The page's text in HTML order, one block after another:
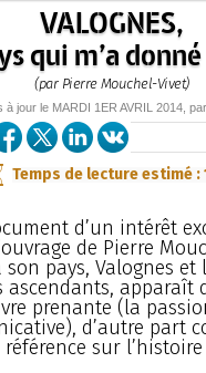
VALOGNES,
qui m’a
(par Pierre Mouchel-Vivet)
à jour le MARDI 1ER AVRIL 2014,
Temps de lecture estimé :
d’un intérêt
de Pierre
son pays, Valognes
ascendants, apparaît
prenante (la
d’autre part
référence sur